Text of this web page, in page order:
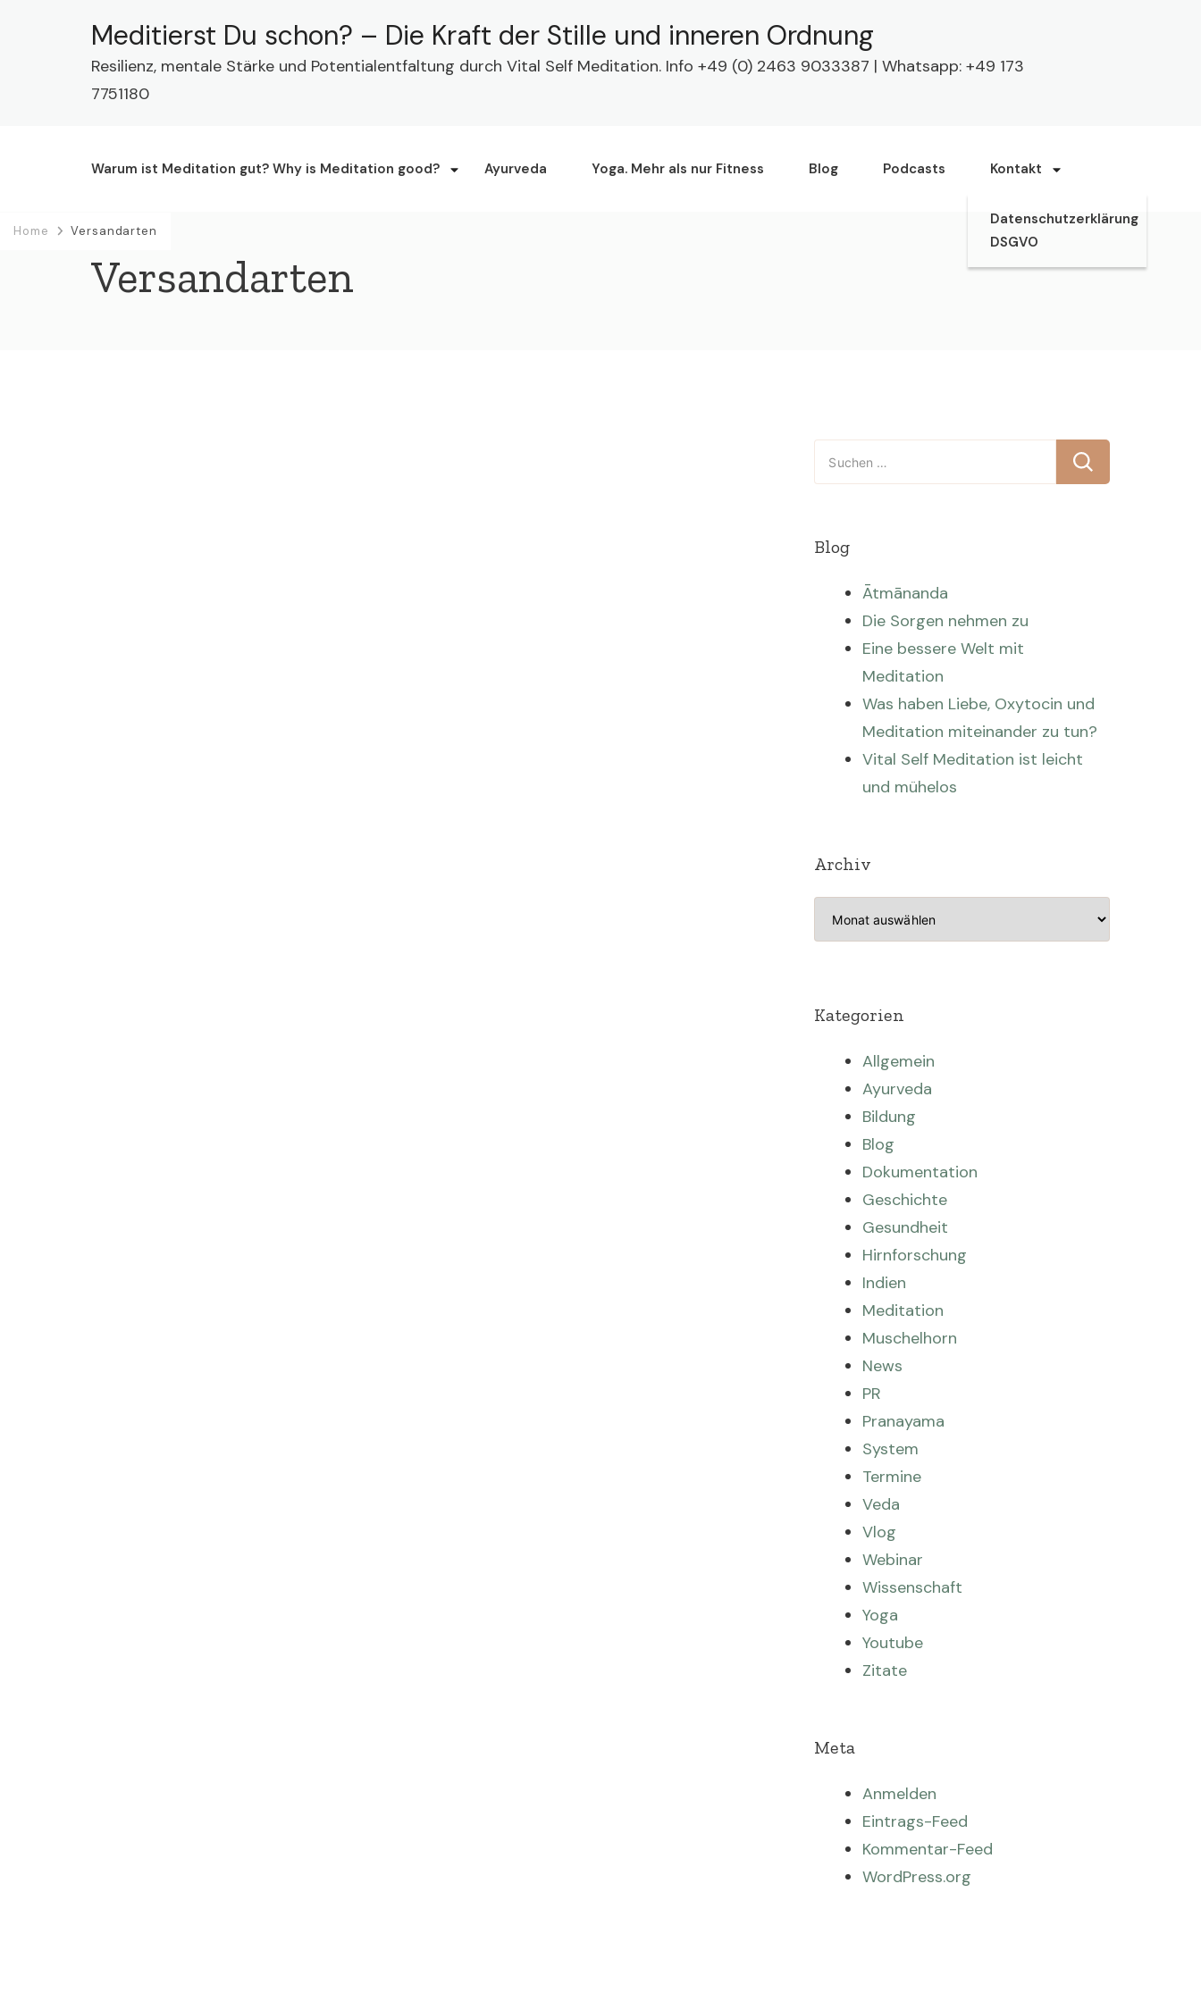
Meditierst Du schon? – Die Kraft der Stille und inneren Ordnung
Resilienz, mentale Stärke und Potentialentfaltung durch Vital Self Meditation. Info +49 (0) 2463 9033387 | Whatsapp: +49 173
7751180
Warum ist Meditation gut? Why is Meditation good? Ayurveda Yoga. Mehr als nur Fitness Blog Podcasts Kontakt
Datenschutzerklärung
DSGVO
Home Versandarten
Versandarten
Suchen
nach:
Blog
Ātmānanda
Die Sorgen nehmen zu
Eine bessere Welt mit
Meditation
Was haben Liebe, Oxytocin und
Meditation miteinander zu tun?
Vital Self Meditation ist leicht
und mühelos
Archiv
Archiv
Kategorien
Allgemein
Ayurveda
Bildung
Blog
Dokumentation
Geschichte
Gesundheit
Hirnforschung
Indien
Meditation
Muschelhorn
News
PR
Pranayama
System
Termine
Veda
Vlog
Webinar
Wissenschaft
Yoga
Youtube
Zitate
Meta
Anmelden
Eintrags-Feed
Kommentar-Feed
WordPress.org